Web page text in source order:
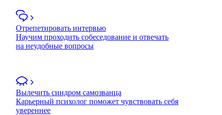
Отрепетировать интервью
Научим проходить собеседование и отвечать
на неудобные вопросы
Вылечить синдром самозванца
Карьерный психолог поможет чувствовать себя
увереннее